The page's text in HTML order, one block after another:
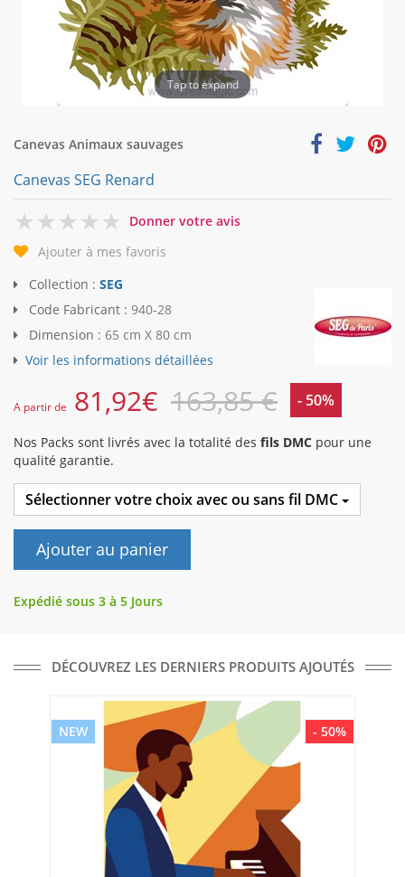
Tap to expand
Canevas Animaux sauvages
Canevas SEG Renard
0
Donner votre avis
Ajouter à mes favoris
Collection : SEG
Code Fabricant : 940-28
Dimension : 65 cm X 80 cm
Voir les informations détaillées
A partir de 81,92€ 163,85 € - 50%
Nos Packs sont livrés avec la totalité des fils DMC pour une
qualité garantie.
Sélectionner votre choix avec ou sans fil DMC
Ajouter au panier
Expédié sous 3 à 5 Jours
DÉCOUVREZ LES DERNIERS PRODUITS AJOUTÉS
- 50%
NEW